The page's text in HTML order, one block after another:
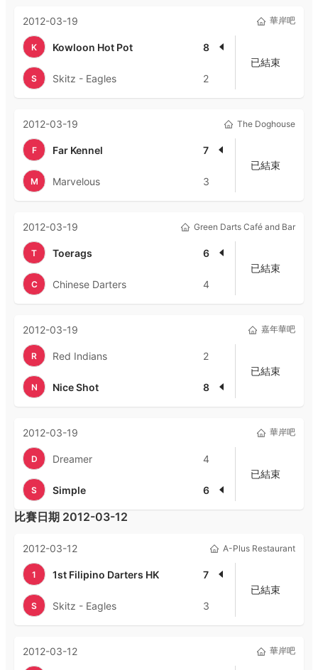
2012-03-19 華岸吧
K Kowloon Hot Pot 8
S Skitz - Eagles 2
已結束
2012-03-19 The Doghouse
F Far Kennel 7
M Marvelous 3
已結束
2012-03-19 Green Darts Café and Bar
T Toerags 6
C Chinese Darters 4
已結束
2012-03-19 嘉年華吧
R Red Indians 2
N Nice Shot 8
已結束
2012-03-19 華岸吧
D Dreamer 4
S Simple 6
已結束
比賽日期 2012-03-12
2012-03-12 A-Plus Restaurant
1 1st Filipino Darters HK 7
S Skitz - Eagles 3
已結束
2012-03-12 華岸吧